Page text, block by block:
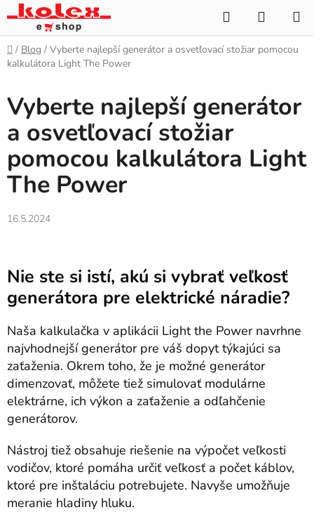
Prejsť
na
obsah
Hľadať
KOŠÍK
Domov
/ Blog / Vyberte najlepší generátor a osvetľovací stožiar pomocou
kalkulátora Light The Power
Vyberte najlepší generátor
a osvetľovací stožiar
pomocou kalkulátora Light
The Power
16.5.2024
Nie ste si istí, akú si vybrať veľkosť
generátora pre elektrické náradie?
Naša kalkulačka v aplikácii Light the Power navrhne
najvhodnejší generátor pre váš dopyt týkajúci sa
zaťaženia. Okrem toho, že je možné generátor
dimenzovať, môžete tiež simulovať modulárne
elektrárne, ich výkon a zaťaženie a odľahčenie
generátorov.
Nástroj tiež obsahuje riešenie na výpočet veľkosti
vodičov, ktoré pomáha určiť veľkosť a počet káblov,
ktoré pre inštaláciu potrebujete. Navyše umožňuje
meranie hladiny hluku.